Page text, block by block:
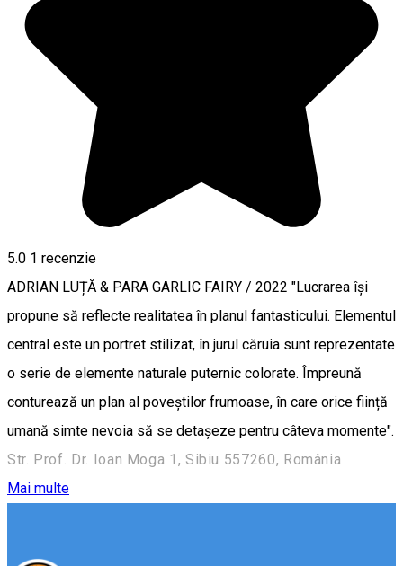
5.0 1 recenzie
ADRIAN LUȚĂ & PARA GARLIC FAIRY / 2022 "Lucrarea își
propune să reflecte realitatea în planul fantasticului. Elementul
central este un portret stilizat, în jurul căruia sunt reprezentate
o serie de elemente naturale puternic colorate. Împreună
conturează un plan al poveștilor frumoase, în care orice ființă
umană simte nevoia să se detașeze pentru câteva momente".
Str. Prof. Dr. Ioan Moga 1, Sibiu 557260, România
Mai multe